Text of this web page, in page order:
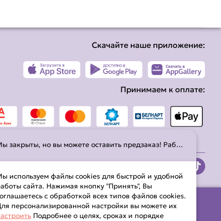
Мы закрыты, но вы можете оставить предзаказ! Работаем с 10:00 до 21:45. С временем работы можно ознакомиться на странице
используем файлы cookies для быстрой и удобной
сайта. Нажимая кнопку "Принять", Вы
с обработкой всех типов файлов cookies.
персонализированной настройки вы можете их
Подробнее о целях, сроках и порядке
Скачайте наше приложение:
Принимаем к оплате: